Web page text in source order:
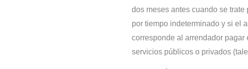
dos meses antes cuando se
por tiempo indeterminado y si el
corresponde al arrendador
servicios públicos o privados